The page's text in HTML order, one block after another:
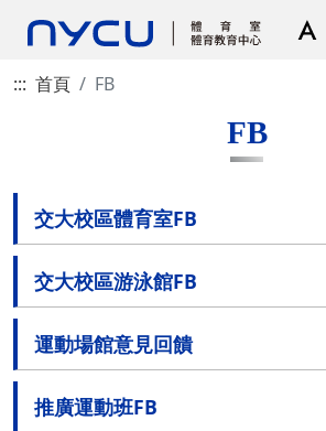
::: 首頁 FB
FB
交大校區體育室FB
交大校區游泳館FB
運動場館意見回饋
推廣運動班FB